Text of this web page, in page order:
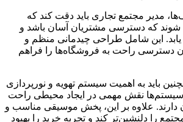
مدیر مجتمع تجاری باید دقت کند که
که دسترسی مشتریان آسان باشد و
یابد. این شامل طراحی چیدمانی منظم و
دسترسی راحت به فروشگاه‌ها را فراهم
باید به اهمیت سیستم تهویه و نورپردازی
سیستم‌ها نقش مهمی در ایجاد محیطی راحت
دارند. علاوه بر این، پخش موسیقی مناسب و
را دلنشین‌تر کند و تجربه خرید را بهبود